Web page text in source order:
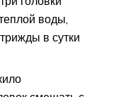
воды,
в сутки